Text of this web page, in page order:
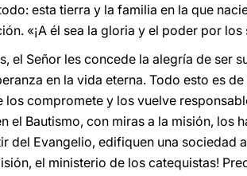
esta tierra y la familia en la que
«¡A él sea la gloria y el poder por
el Señor les concede la alegría de ser
en la vida eterna. Todo esto es
compromete y los vuelve
el Bautismo, con miras a la misión, los
del Evangelio, edifiquen una sociedad
el ministerio de los catequistas!